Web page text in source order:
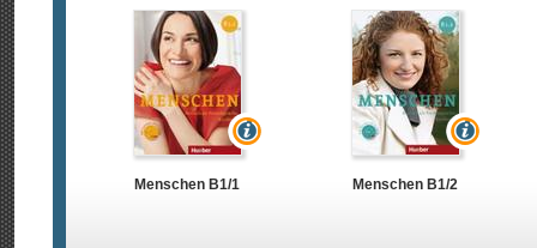
Menschen B1/1 Menschen B1/2